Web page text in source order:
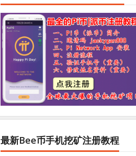
最新Bee币手机挖矿注册教程